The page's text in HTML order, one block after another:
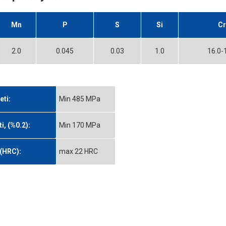
Mn P S Si Cr
2.0 0.045 0.03 1.0 16.0-
Min 485 MPa
(%0.2): Min 170 MPa
max 22 HRC